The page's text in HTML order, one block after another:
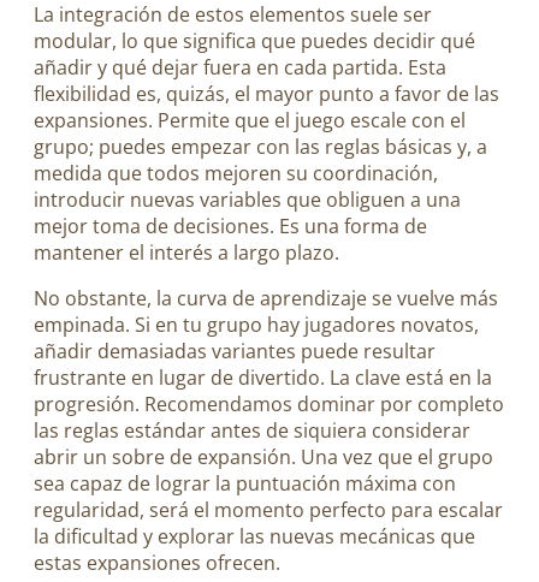
La integración de estos elementos suele ser
modular, lo que significa que puedes decidir qué
añadir y qué dejar fuera en cada partida. Esta
flexibilidad es, quizás, el mayor punto a favor de las
expansiones. Permite que el juego escale con el
grupo; puedes empezar con las reglas básicas y, a
medida que todos mejoren su coordinación,
introducir nuevas variables que obliguen a una
mejor toma de decisiones. Es una forma de
mantener el interés a largo plazo.
No obstante, la curva de aprendizaje se vuelve más
empinada. Si en tu grupo hay jugadores novatos,
añadir demasiadas variantes puede resultar
frustrante en lugar de divertido. La clave está en la
progresión. Recomendamos dominar por completo
las reglas estándar antes de siquiera considerar
abrir un sobre de expansión. Una vez que el grupo
sea capaz de lograr la puntuación máxima con
regularidad, será el momento perfecto para escalar
la dificultad y explorar las nuevas mecánicas que
estas expansiones ofrecen.